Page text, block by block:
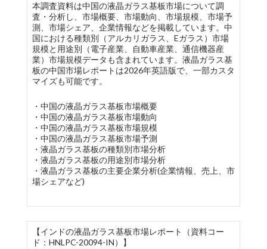
本調査資料は中国の液晶ガラス基板市場について調
査・分析し、市場概要、市場動向、市場規模、市場予
測、市場シェア、企業情報などを掲載しています。中
国における種類別（アルカリガラス、Eガラス）市場
規模と用途別（電子産業、自動車産業、通信機器産
業）市場規模データも含まれています。液晶ガラス基
板の中国市場レポートは2026年英語版で、一部カスタ
マイズも可能です。
・中国の液晶ガラス基板市場概要
・中国の液晶ガラス基板市場動向
・中国の液晶ガラス基板市場規模
・中国の液晶ガラス基板市場予測
・液晶ガラス基板の種類別市場分析
・液晶ガラス基板の用途別市場分析
・液晶ガラス基板の主要企業分析(企業情報、売上、市
場シェアなど)
【インドの液晶ガラス基板市場レポート（資料コー
ド：HNLPC-20094-IN）】